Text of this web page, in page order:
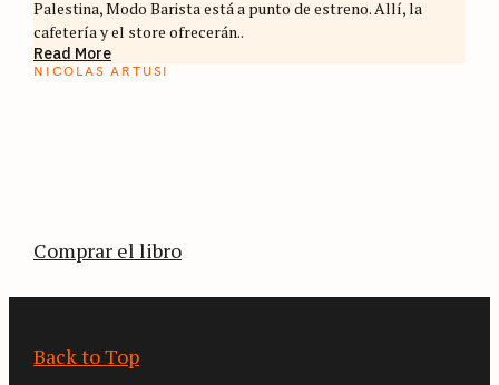
Palestina, Modo Barista está a punto de estreno. Allí, la
cafetería y el store ofrecerán..
Read More
NICOLAS ARTUSI
Comprar el libro
Back to Top